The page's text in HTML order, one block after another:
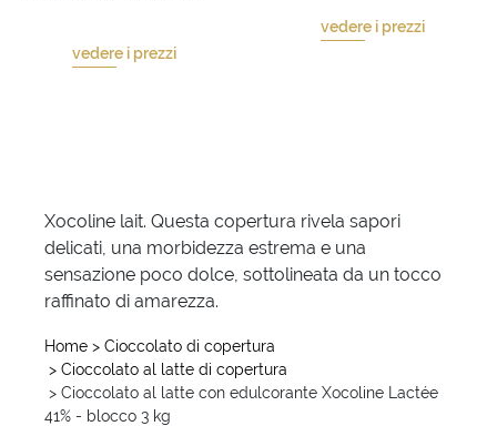
vedere i prezzi
vedere i prezzi
Xocoline lait. Questa copertura rivela sapori
delicati, una morbidezza estrema e una
sensazione poco dolce, sottolineata da un tocco
raffinato di amarezza.
Home > Cioccolato di copertura
> Cioccolato al latte di copertura
> Cioccolato al latte con edulcorante Xocoline Lactée
41% - blocco 3 kg